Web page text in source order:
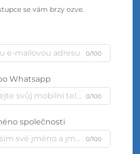
se vám brzy ozve.
0/100
Whatsapp
0/100
společnosti
0/100